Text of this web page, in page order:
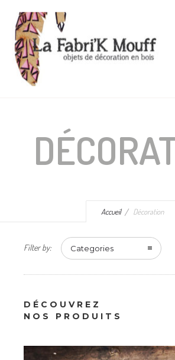
Accueil Décoration
Filter by: Categories
DÉCOUVREZ
NOS PRODUITS
Couronne Prénom en